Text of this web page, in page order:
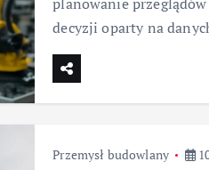
decyzji oparty na
Przemysł budowlany